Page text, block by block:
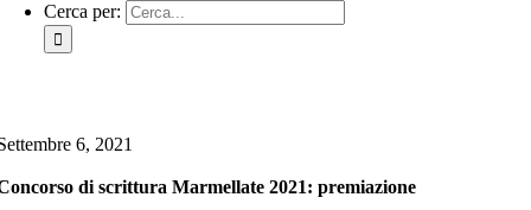
Cerca per:
6, 2021
di scrittura Marmellate 2021: premiazione